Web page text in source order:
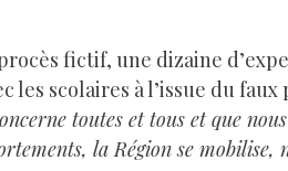
fictif, une dizaine
les scolaires à l’issue du
toutes et tous et que
la Région se mobilise,